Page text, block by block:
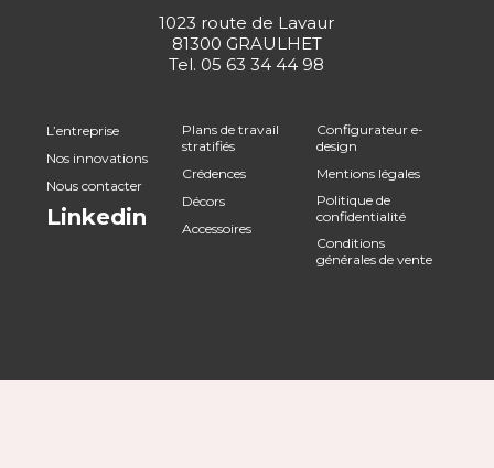
1023 route de Lavaur
81300 GRAULHET
Tel. 05 63 34 44 98
L’entreprise
Nos innovations
Nous contacter
Linkedin
Plans de travail
stratifiés
Crédences
Décors
Accessoires
Configurateur e-
design
Mentions légales
Politique de
confidentialité
Conditions
générales de vente